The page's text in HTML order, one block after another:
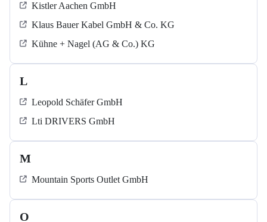
Kistler Aachen GmbH
Klaus Bauer Kabel GmbH & Co. KG
Kühne + Nagel (AG & Co.) KG
L
Leopold Schäfer GmbH
Lti DRIVERS GmbH
M
Mountain Sports Outlet GmbH
O